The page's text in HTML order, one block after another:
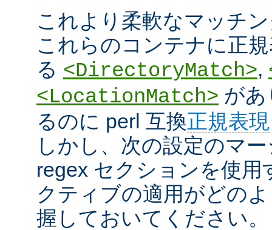
これより柔軟なマッチ
これらのコンテナに正
る <DirectoryMatch>,
<LocationMatch> があ
るのに perl 互換正規表現
しかし、次の設定のマ
regex セクションを使
クティブの適用がどの
握しておいてください。